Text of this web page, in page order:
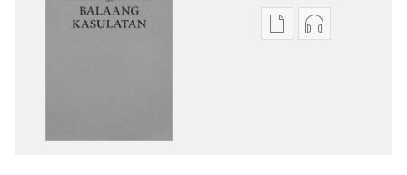
OpsiyonOpsiyon